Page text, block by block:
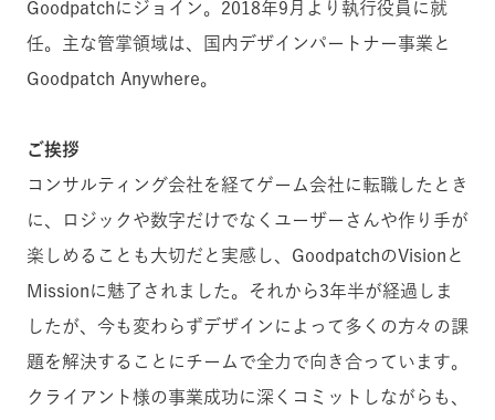
Goodpatchにジョイン。2018年9月より執行役員に就
任。主な管掌領域は、国内デザインパートナー事業と
Goodpatch Anywhere。
ご挨拶
コンサルティング会社を経てゲーム会社に転職したとき
に、ロジックや数字だけでなくユーザーさんや作り手が
楽しめることも大切だと実感し、GoodpatchのVisionと
Missionに魅了されました。それから3年半が経過しま
したが、今も変わらずデザインによって多くの方々の課
題を解決することにチームで全力で向き合っています。
クライアント様の事業成功に深くコミットしながらも、